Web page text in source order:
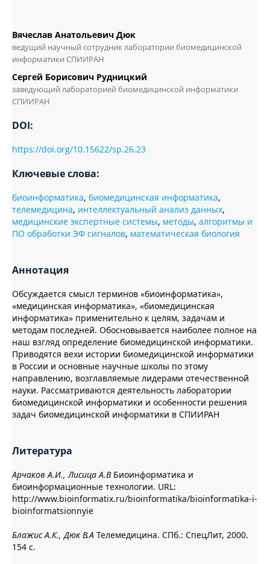
Вячеслав Анатольевич Дюк
ведущий научный сотрудник лаборатории биомедицинской
информатики СПИИРАН
Сергей Борисович Рудницкий
заведующий лабораторией биомедицинской информатики
СПИИРАН
DOI:
https://doi.org/10.15622/sp.26.23
Ключевые слова:
биоинформатика, биомедицинская информатика,
телемедицина, интеллектуальный анализ данных,
медицинские экспертные системы, методы, алгоритмы и
ПО обработки ЭФ сигналов, математическая биология
Аннотация
Обсуждается смысл терминов «биоинформатика»,
«медицинская информатика», «биомедицинская
информатика» применительно к целям, задачам и
методам последней. Обосновывается наиболее полное на
наш взгляд определение биомедицинской информатики.
Приводятся вехи истории биомедицинской информатики
в России и основные научные школы по этому
направлению, возглавляемые лидерами отечественной
науки. Рассматриваются деятельность лаборатории
биомедицинской информатики и особенности решения
задач биомедицинской информатики в СПИИРАН
Литература
Арчаков А.И., Лисица А.ВБиоинформатика и
биоинформационные технологии. URL:
http://www.bioinformatix.ru/bioinformatika/bioinformatika-i-
bioinformatsionnyie
Блажис А.К., Дюк В.А Телемедицина. СПб.: СпецЛит, 2000.
154 с.